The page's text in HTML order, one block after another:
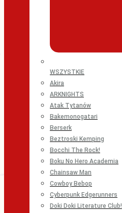
WSZYSTKIE
Akira
ARKNIGHTS
Atak Tytanów
Bakemonogatari
Berserk
Beztroski Kemping
Bocchi The Rock!
Boku No Hero Academia
Chainsaw Man
Cowboy Bebop
Cyberpunk Edgerunners
Doki Doki Literature Club!